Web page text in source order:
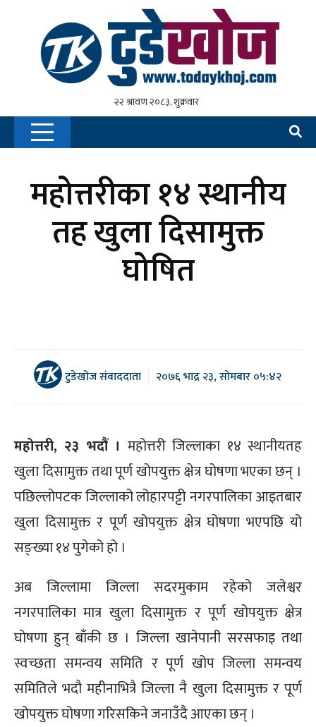
महोत्तरीका १४ स्थानीय
तह खुला दिसामुक्त
घोषित
टुडेखोज संवाददाता २०७६ भाद्र २३, सोमबार ०५:४२
महोत्तरी, २३ भदौं ।महोत्तरी जिल्लाका १४ स्थानीयतह
खुला दिसामुक्त तथा पूर्ण खोपयुक्त क्षेत्र घोषणा भएका छन् ।
पछिल्लोपटक जिल्लाको लोहारपट्टी नगरपालिका आइतबार
खुला दिसामुक्त र पूर्ण खोपयुक्त क्षेत्र घोषणा भएपछि यो
सङ्ख्या १४ पुगेको हो ।
अब जिल्लामा जिल्ला सदरमुकाम रहेको जलेश्वर
नगरपालिका मात्र खुला दिसामुक्त र पूर्ण खोपयुक्त क्षेत्र
घोषणा हुन् बाँकी छ । जिल्ला खानेपानी सरसफाइ तथा
स्वच्छता समन्वय समिति र पूर्ण खोप जिल्ला समन्वय
समितिले भदौ महीनाभित्रै जिल्ला नै खुला दिसामुक्त र पूर्ण
खोपयुक्त घोषणा गरिसकिने जनाउँदै आएका छन् ।